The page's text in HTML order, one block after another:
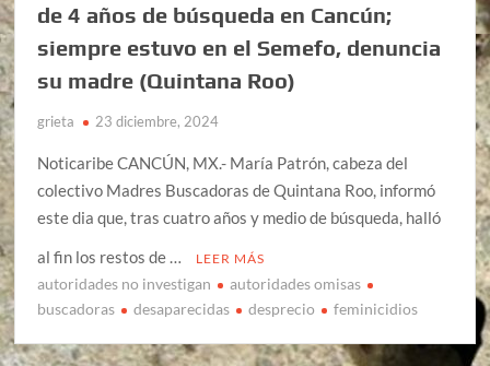
de 4 años de búsqueda en Cancún;
siempre estuvo en el Semefo, denuncia
su madre (Quintana Roo)
grieta 23 diciembre, 2024
Noticaribe CANCÚN, MX.- María Patrón, cabeza del
colectivo Madres Buscadoras de Quintana Roo, informó
este dia que, tras cuatro años y medio de búsqueda, halló
al fin los restos de …
LEER MÁS
autoridades no investigan
autoridades omisas
buscadoras
desaparecidas desprecio feminicidios